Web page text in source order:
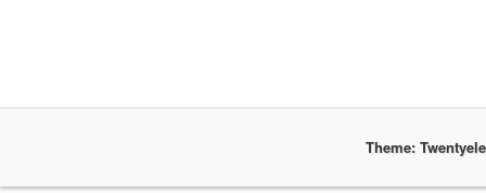
Theme: